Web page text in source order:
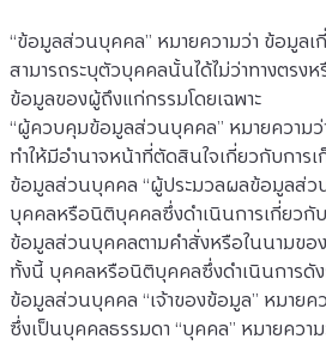
“ข้อมูลส่วนบุคคล” หมายความว่า ข้อมูล
สามารถระบุตัวบุคคลนั้นได้ไม่ว่าทางตรง
ข้อมูลของผู้ถึงแก่กรรมโดยเฉพาะ
“ผู้ควบคุมข้อมูลส่วนบุคคล” หมายความ
ทำให้มีอำนาจหน้าที่ตัดสินใจเกี่ยวกับการ
ข้อมูลส่วนบุคคล “ผู้ประมวลผลข้อมูลส่ว
บุคคลหรือนิติบุคคลซึ่งดำเนินการเกี่ยวกั
ข้อมูลส่วนบุคคลตามคำสั่งหรือในนามข
ทั้งนี้ บุคคลหรือนิติบุคคลซึ่งดำเนินการดั
ข้อมูลส่วนบุคคล “เจ้าของข้อมูล” หมายค
ซึ่งเป็นบุคคลธรรมดา “บุคคล” หมายควา